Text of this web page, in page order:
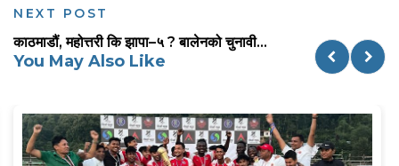
NEXT POST
काठमाडौं, महोत्तरी कि झापा–५ ? बालेनको चुनावी...
You May Also Like